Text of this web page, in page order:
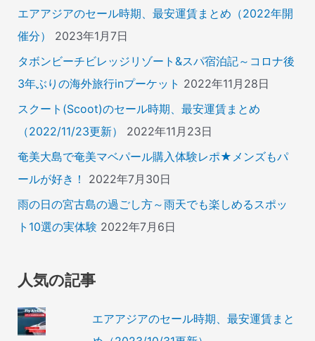
エアアジアのセール時期、最安運賃まとめ（2022年開
催分）
2023年1月7日
タボンビーチビレッジリゾート&スパ宿泊記～コロナ後
3年ぶりの海外旅行inプーケット 2022年11月28日
スクート(Scoot)のセール時期、最安運賃まとめ
（2022/11/23更新）
2022年11月23日
奄美大島で奄美マベパール購入体験レポ★メンズもパ
ールが好き！
2022年7月30日
雨の日の宮古島の過ごし方～雨天でも楽しめるスポッ
ト10選の実体験 2022年7月6日
人気の記事
エアアジアのセール時期、最安運賃まと